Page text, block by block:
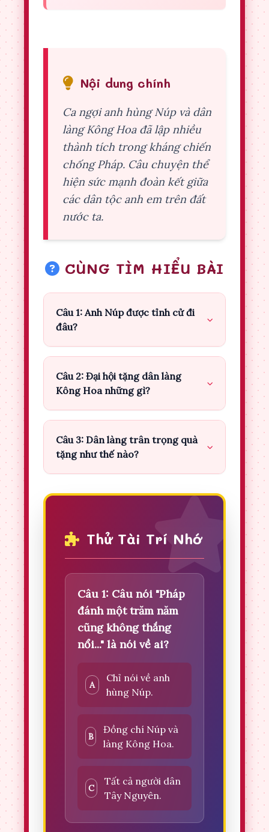
Nội dung chính
Ca ngợi anh hùng Núp và dân
làng Kông Hoa đã lập nhiều
thành tích trong kháng chiến
chống Pháp. Câu chuyện thể
hiện sức mạnh đoàn kết giữa
các dân tộc anh em trên đất
nước ta.
CÙNG TÌM HIỂU BÀI
Câu 1: Anh Núp được tỉnh cử đi
đâu?
Câu 2: Đại hội tặng dân làng
Kông Hoa những gì?
Câu 3: Dân làng trân trọng quà
tặng như thế nào?
Thử Tài Trí Nhớ
Câu 1: Câu nói "Pháp
đánh một trăm năm
cũng không thắng
nổi..." là nói về ai?
A
Chỉ nói về anh
hùng Núp.
B
Đồng chí Núp và
làng Kông Hoa.
C
Tất cả người dân
Tây Nguyên.